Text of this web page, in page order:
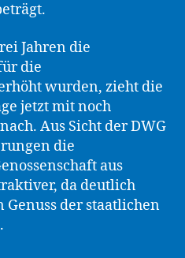
Jahren die
die
wurden, zieht die
jetzt mit noch
Aus Sicht der DWG
die
aus
da deutlich
der staatlichen